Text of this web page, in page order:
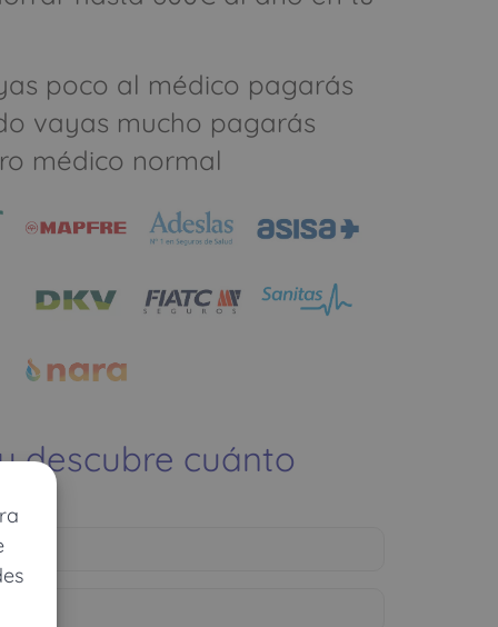
poco al médico pagarás
vayas mucho pagarás
médico normal
descubre cuánto